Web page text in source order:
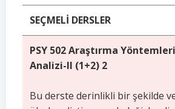
SEÇMELİ DERSLER
PSY 502 Araştırma
Analizi-II (1+2) 2
Bu derste derinlikli bir şekilde